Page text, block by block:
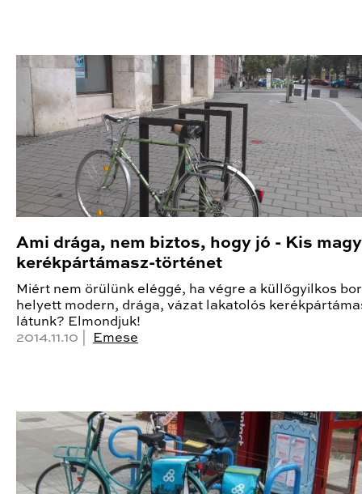
Ami drága, nem biztos, hogy jó - Kis
kerékpártámasz-történet
Miért nem örülünk eléggé, ha végre a küllőgyilkos
helyett modern, drága, vázat lakatolós
látunk? Elmondjuk!
2014.11.10 |
Emese